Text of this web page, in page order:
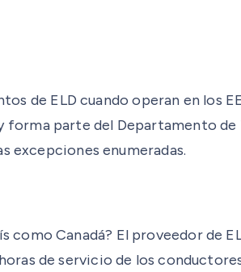
de ELD cuando operan en los
forma parte del Departamento
excepciones enumeradas.
como Canadá? El proveedor de
de servicio de los